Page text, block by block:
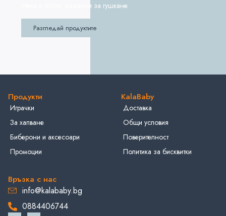
Меки и топли, идеални за гушкане
Разгледай продуктите
Продукти
Играчки
За хапване
Биберони и аксесоари
Промоции
KalaBaby
Доставка
Общи условия
Поверителност
Политика за бисквитки
Връзка с нас
info@kalababy.bg
0884406744